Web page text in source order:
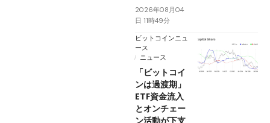
2026年08月04
日 11時49分
ビットコインニュ
ース
ニュース
「ビットコイ
ンは過渡期」
ETF資金流入
とオンチェー
ン活動が下支